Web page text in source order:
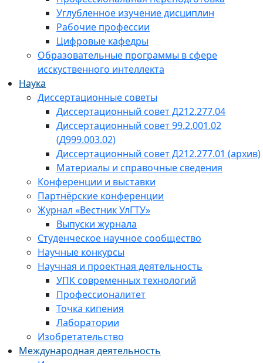
Углубленное изучение дисциплин
Рабочие профессии
Цифровые кафедры
Образовательные программы в сфере
исскуственного интеллекта
Наука
Диссертационные советы
Диссертационный совет Д212.277.04
Диссертационный совет 99.2.001.02
(Д999.003.02)
Диссертационный совет Д212.277.01 (архив)
Материалы и справочные сведения
Конференции и выставки
Партнёрские конференции
Журнал «Вестник УлГТУ»
Выпуски журнала
Студенческое научное сообщество
Научные конкурсы
Научная и проектная деятельность
УПК современных технологий
Профессионалитет
Точка кипения
Лаборатории
Изобретательство
Международная деятельность